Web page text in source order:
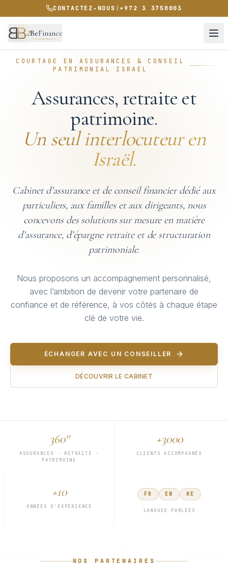
CONTACTEZ‑NOUS +972 3 3750003
2BeFinance
COURTAGE EN ASSURANCES & CONSEIL
PATRIMONIAL ISRAËL
Assurances, retraite et
patrimoine.
Un seul interlocuteur en
Israël.
Cabinet d’assurance et de conseil financier dédié aux
particuliers, aux familles et aux dirigeants, nous
concevons des solutions sur mesure en matière
d’assurance, d’épargne retraite et de structuration
patrimoniale.
Nous proposons un accompagnement personnalisé,
avec l’ambition de devenir votre partenaire de
confiance et de référence, à vos côtés à chaque étape
clé de votre vie.
ÉCHANGER AVEC UN CONSEILLER
DÉCOUVRIR LE CABINET
360°
ASSURANCES · RETRAITE ·
PATRIMOINE
+3000
CLIENTS ACCOMPAGNÉS
+10
ANNÉES D'EXPÉRIENCE
FR EN HE
LANGUES PARLÉES
NOS PARTENAIRES